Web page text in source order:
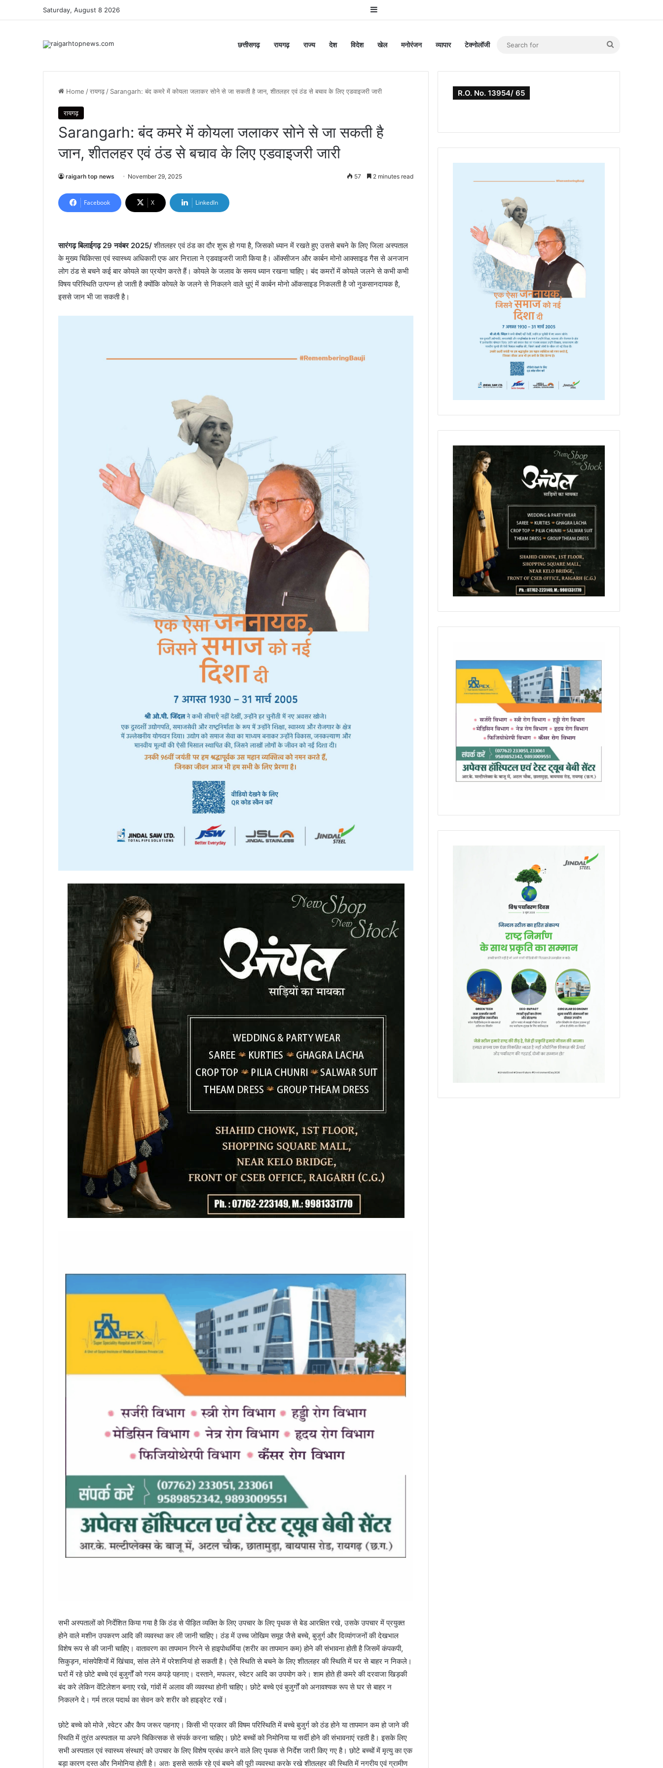
Saturday, August 8 2026 Sidebar
छत्तीसगढ़ रायगढ़ राज्य देश विदेश खेल मनोरंजन व्यापार टेक्नोलॉजी
Home /रायगढ़ / Sarangarh: बंद कमरे में कोयला जलाकर सोने से जा सकती है जान, शीतलहर एवं ठंड से बचाव के लिए एडवाइजरी जारी
रायगढ़
Sarangarh: बंद कमरे में कोयला जलाकर सोने से जा सकती है
जान, शीतलहर एवं ठंड से बचाव के लिए एडवाइजरी जारी
raigarh top news November 29, 2025 57 2 minutes read
Facebook X LinkedIn
सारंगढ़ बिलाईगढ़ 29 नवंबर 2025/शीतलहर एवं ठंड का दौर शुरू हो गया है, जिसको ध्यान में रखते हुए उससे बचने के लिए जिला अस्पताल
के मुख्य चिकित्सा एवं स्वास्थ्य अधिकारी एफ आर निराला ने एडवाइजरी जारी किया है। ऑक्सीजन और कार्बन मोनो आक्साइड गैस से अनजान
लोग ठंड से बचने कई बार कोयले का प्रयोग करते हैं। कोयले के जलाव के समय ध्यान रखना चाहिए। बंद कमरों में कोयले जलने से कभी कभी
विषय परिस्थिति उत्पन्न हो जाती है क्योंकि कोयले के जलने से निकलने वाले धुएं में कार्बन मोनो ऑकसाइड निकलती है जो नुकसानदायक है,
इससे जान भी जा सकती है।
सभी अस्पतालों को निर्देशित किया गया है कि ठंड से पीड़ित व्यक्ति के लिए उपचार के लिए पृथक से बेड आरक्षित रखे, उसके उपचार में प्रयुक्त
होने वाले मशीन उपकरण आदि की व्यवस्था कर ली जानी चाहिए। ठंड में उच्च जोखिम समूह जैसे बच्चे, बुजुर्ग और दिव्यांगजनों की देखभाल
विशेष रूप से की जानी चाहिए। वातावरण का तापमान गिरने से हाइपोथर्मिया (शरीर का तापमान कम) होने की संभावना होती है जिसमें कंपकपी,
सिकुड़न, मांसपेशियों में खिंचाव, सांस लेने में परेशानियां हो सकती है। ऐसे स्थिति से बचने के लिए शीतलहर की स्थिति में घर से बाहर न निकले।
घरों में रहे छोटे बच्चे एवं बुजुर्गों को गरम कपड़े पहनाए। दस्ताने, मफलर, स्वेटर आदि का उपयोग करे। शाम होते ही कमरे की दरवाजा खिड़की
बंद करे लेकिन वेंटिलेशन बनाए रखे, गांवों में अलाव की व्यवस्था होनी चाहिए। छोटे बच्चे एवं बुजुर्गों को अनावश्यक रूप से घर से बाहर न
निकलने दे। गर्म तरल पदार्थ का सेवन करे शरीर को हाइड्रेट रखें।
छोटे बच्चे को मोजे ,स्वेटर और कैप जरूर पहनाए। किसी भी प्रकार की विषम परिस्थिति में बच्चे बुजुर्ग को ठंड होने या तापमान कम हो जाने की
स्थिति में तुरंत अस्पताल या अपने चिकित्सक से संपर्क करना चाहिए। छोटे बच्चों को निमोनिया या सर्दी होने की संभावनाएं रहती है। इसके लिए
सभी अस्पताल एवं स्वास्थ्य संस्थाएं को उपचार के लिए विशेष प्रबंध करने वाले लिए पृथक से निर्देश जारी किए गए है। छोटे बच्चों में मृत्यु का एक
बड़ा कारण दस्त और निमोनिया होती है। अतः इससे सतर्क रहे एवं बचने की पूरी व्यवस्था करके रखे शीतलहर की स्थिति में नगरीय एवं ग्रामीण
R.O. No. 13954/ 65